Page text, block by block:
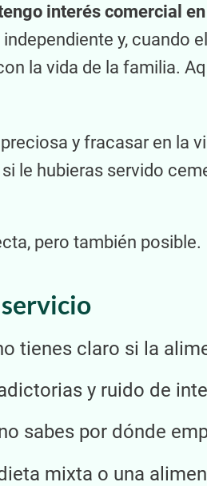
interés comercial
y, cuando
la vida de la familia.
y fracasar en la
le hubieras servido
pero también posible.
tienes claro si la
y ruido de
sabes por dónde
mixta o una